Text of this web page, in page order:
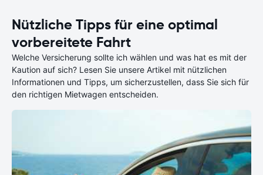
Nützliche Tipps für eine optimal
vorbereitete Fahrt
Welche Versicherung sollte ich wählen und was hat es mit der
Kaution auf sich? Lesen Sie unsere Artikel mit nützlichen
Informationen und Tipps, um sicherzustellen, dass Sie sich für
den richtigen Mietwagen entscheiden.